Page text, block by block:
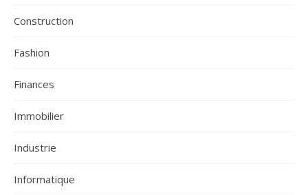
Construction
Fashion
Finances
Immobilier
Industrie
Informatique